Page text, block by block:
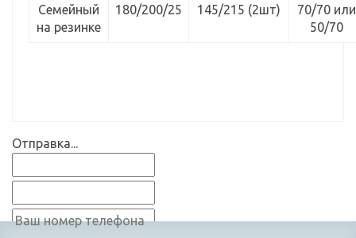
Семейный
на резинке
180/200/25 145/215 (2шт)
70/70 или
50/70
Отправка...